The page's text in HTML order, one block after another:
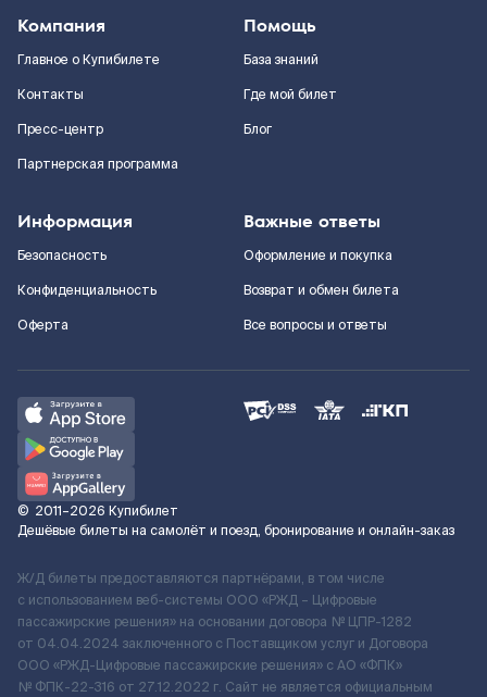
Компания
Главное о Купибилете
Контакты
Пресс-центр
Партнерская программа
Помощь
База знаний
Где мой билет
Блог
Информация
Безопасность
Конфиденциальность
Оферта
Важные ответы
Оформление и покупка
Возврат и обмен билета
Все вопросы и ответы
© 2011–2026 Купибилет
Дешёвые билеты на самолёт и поезд, бронирование и онлайн-заказ
Ж/Д билеты предоставляются партнёрами, в том числе
с использованием веб-системы ООО «РЖД – Цифровые
пассажирские решения» на основании договора № ЦПР-1282
от 04.04.2024 заключенного с Поставщиком услуг и Договора
ООО «РЖД-Цифровые пассажирские решения» c АО «ФПК»
№ ФПК-22-316 от 27.12.2022 г. Сайт не является официальным